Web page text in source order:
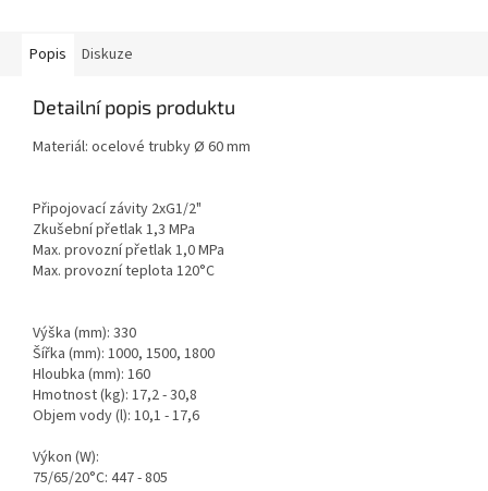
Popis Diskuze
Detailní popis produktu
Materiál: ocelové trubky Ø 60 mm
Připojovací závity 2xG1/2"
Zkušební přetlak 1,3 MPa
Max. provozní přetlak 1,0 MPa
Max. provozní teplota 120°C
Výška (mm): 330
Šířka (mm): 1000, 1500, 1800
Hloubka (mm): 160
Hmotnost (kg): 17,2 - 30,8
Objem vody (l): 10,1 - 17,6
Výkon (W):
75/65/20°C: 447 - 805